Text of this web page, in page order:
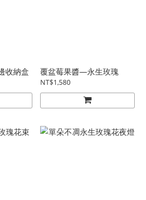
收納盒 覆盆莓果醬—永生玫瑰
NT$1,580